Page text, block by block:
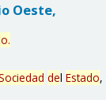
Oeste,
.
del Estado,